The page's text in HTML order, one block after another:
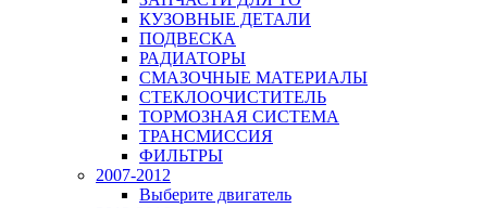
КУЗОВНЫЕ ДЕТАЛИ
ПОДВЕСКА
РАДИАТОРЫ
СМАЗОЧНЫЕ МАТЕРИАЛЫ
СТЕКЛООЧИСТИТЕЛЬ
ТОРМОЗНАЯ СИСТЕМА
ТРАНСМИССИЯ
ФИЛЬТРЫ
2007-2012
Выберите двигатель